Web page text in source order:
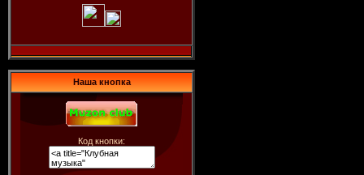
Наша кнопка
Код кнопки: